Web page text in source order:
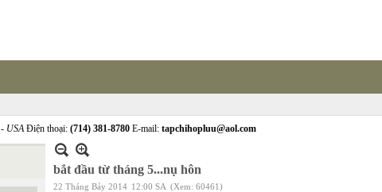
- USAĐiện thoại: (714) 381-8780 E-mail: tapchihopluu@aol.com
bắt đầu từ tháng 5...nụ hôn
22 Tháng Bảy 2014 12:00 SA (Xem: 60461)